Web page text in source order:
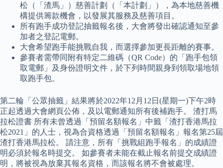
松（「渣馬」）慈善計劃（「本計劃」），為本地慈善機
構提供籌款機會，以發展其服務及慈善項目。
所有跑手成功登記抽籤報名後，大會將發出確認通知至參
加者之登記電郵。
大會希望跑手能挑戰自我，而選擇參加更長距離的賽事。
參賽者需帶同附有特定二維碼（QR Code）的「跑手包領
取電郵」及身份證明文件，於下列時間親身到領取場地領
取跑手包。
第二輪「公眾抽籤」結果將於2022年12月12日(星期一)下午2時
正起透過大會網頁公佈，及以電郵通知所有後補跑手。 渣打馬
拉松證書 所有未曾透過「預留名額報名」中籤「渣打香港馬拉
松2021」的人士，視為合資格透過「預留名額報名」報名第25屆
渣打香港馬拉松。 請注意，所有「挑戰組跑手報名」的成績證
明必須於報名時提交。 如參賽者未能在截止報名前提交成績證
明，將被視為放棄其報名資格，而該報名將不會被處理。